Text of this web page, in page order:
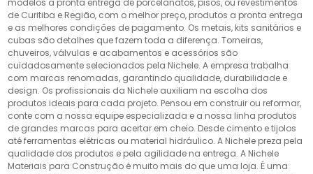
modelos a pronta entrega de porcelanatos, pisos, ou revestimentos
de Curitiba e Região, com o melhor preço, produtos a pronta entrega
e as melhores condições de pagamento. Os metais, kits sanitários e
cubas são detalhes que fazem toda a diferença. Torneiras,
chuveiros, válvulas e acabamentos e acessórios são
cuidadosamente selecionados pela Nichele. A empresa trabalha
com marcas renomadas, garantindo qualidade, durabilidade e
design. Os profissionais da Nichele auxiliam na escolha dos
produtos ideais para cada projeto. Pensou em construir ou reformar,
conte com a nossa equipe especializada e a nossa linha produtos
de grandes marcas para acertar em cheio. Desde cimento e tijolos
até ferramentas elétricas ou material hidráulico. A Nichele preza pela
qualidade dos produtos e pela agilidade na entrega. A Nichele
Materiais para Construção é muito mais do que uma loja. É uma